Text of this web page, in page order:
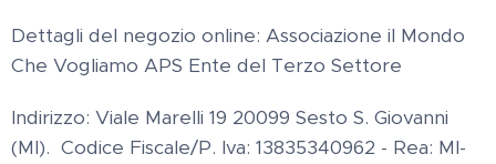
Dettagli del negozio online: Associazione il Mondo
Che Vogliamo APS Ente del Terzo Settore
Indirizzo: Viale Marelli 19 20099 Sesto S. Giovanni
(MI). Codice Fiscale/P. Iva: 13835340962 - Rea: MI-